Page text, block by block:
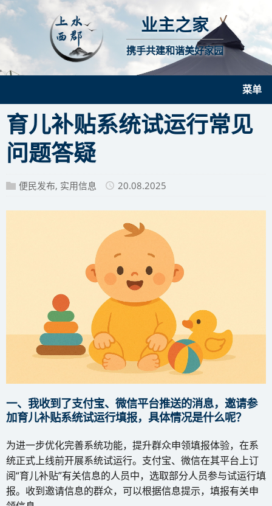
业主之家
携手共建和谐美好家园
菜单
育儿补贴系统试运行常见
问题答疑
便民发布, 实用信息 20.08.2025
一、我收到了支付宝、微信平台推送的消息，邀请参
加育儿补贴系统试运行填报，具体情况是什么呢？
为进一步优化完善系统功能，提升群众申领填报体验，在系
统正式上线前开展系统试运行。支付宝、微信在其平台上订
阅“育儿补贴”有关信息的人员中，选取部分人员参与试运行填
报。收到邀请信息的群众，可以根据信息提示，填报有关申